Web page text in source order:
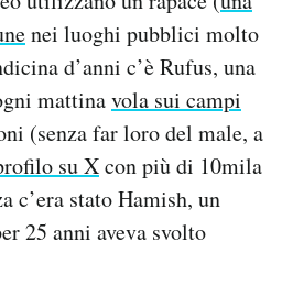
nei luoghi pubblici molto
d’anni c’è Rufus, una
mattinavola sui campi
(senza far loro del male, a
su Xcon più di 10mila
c’era stato Hamish, un
25 anni aveva svolto